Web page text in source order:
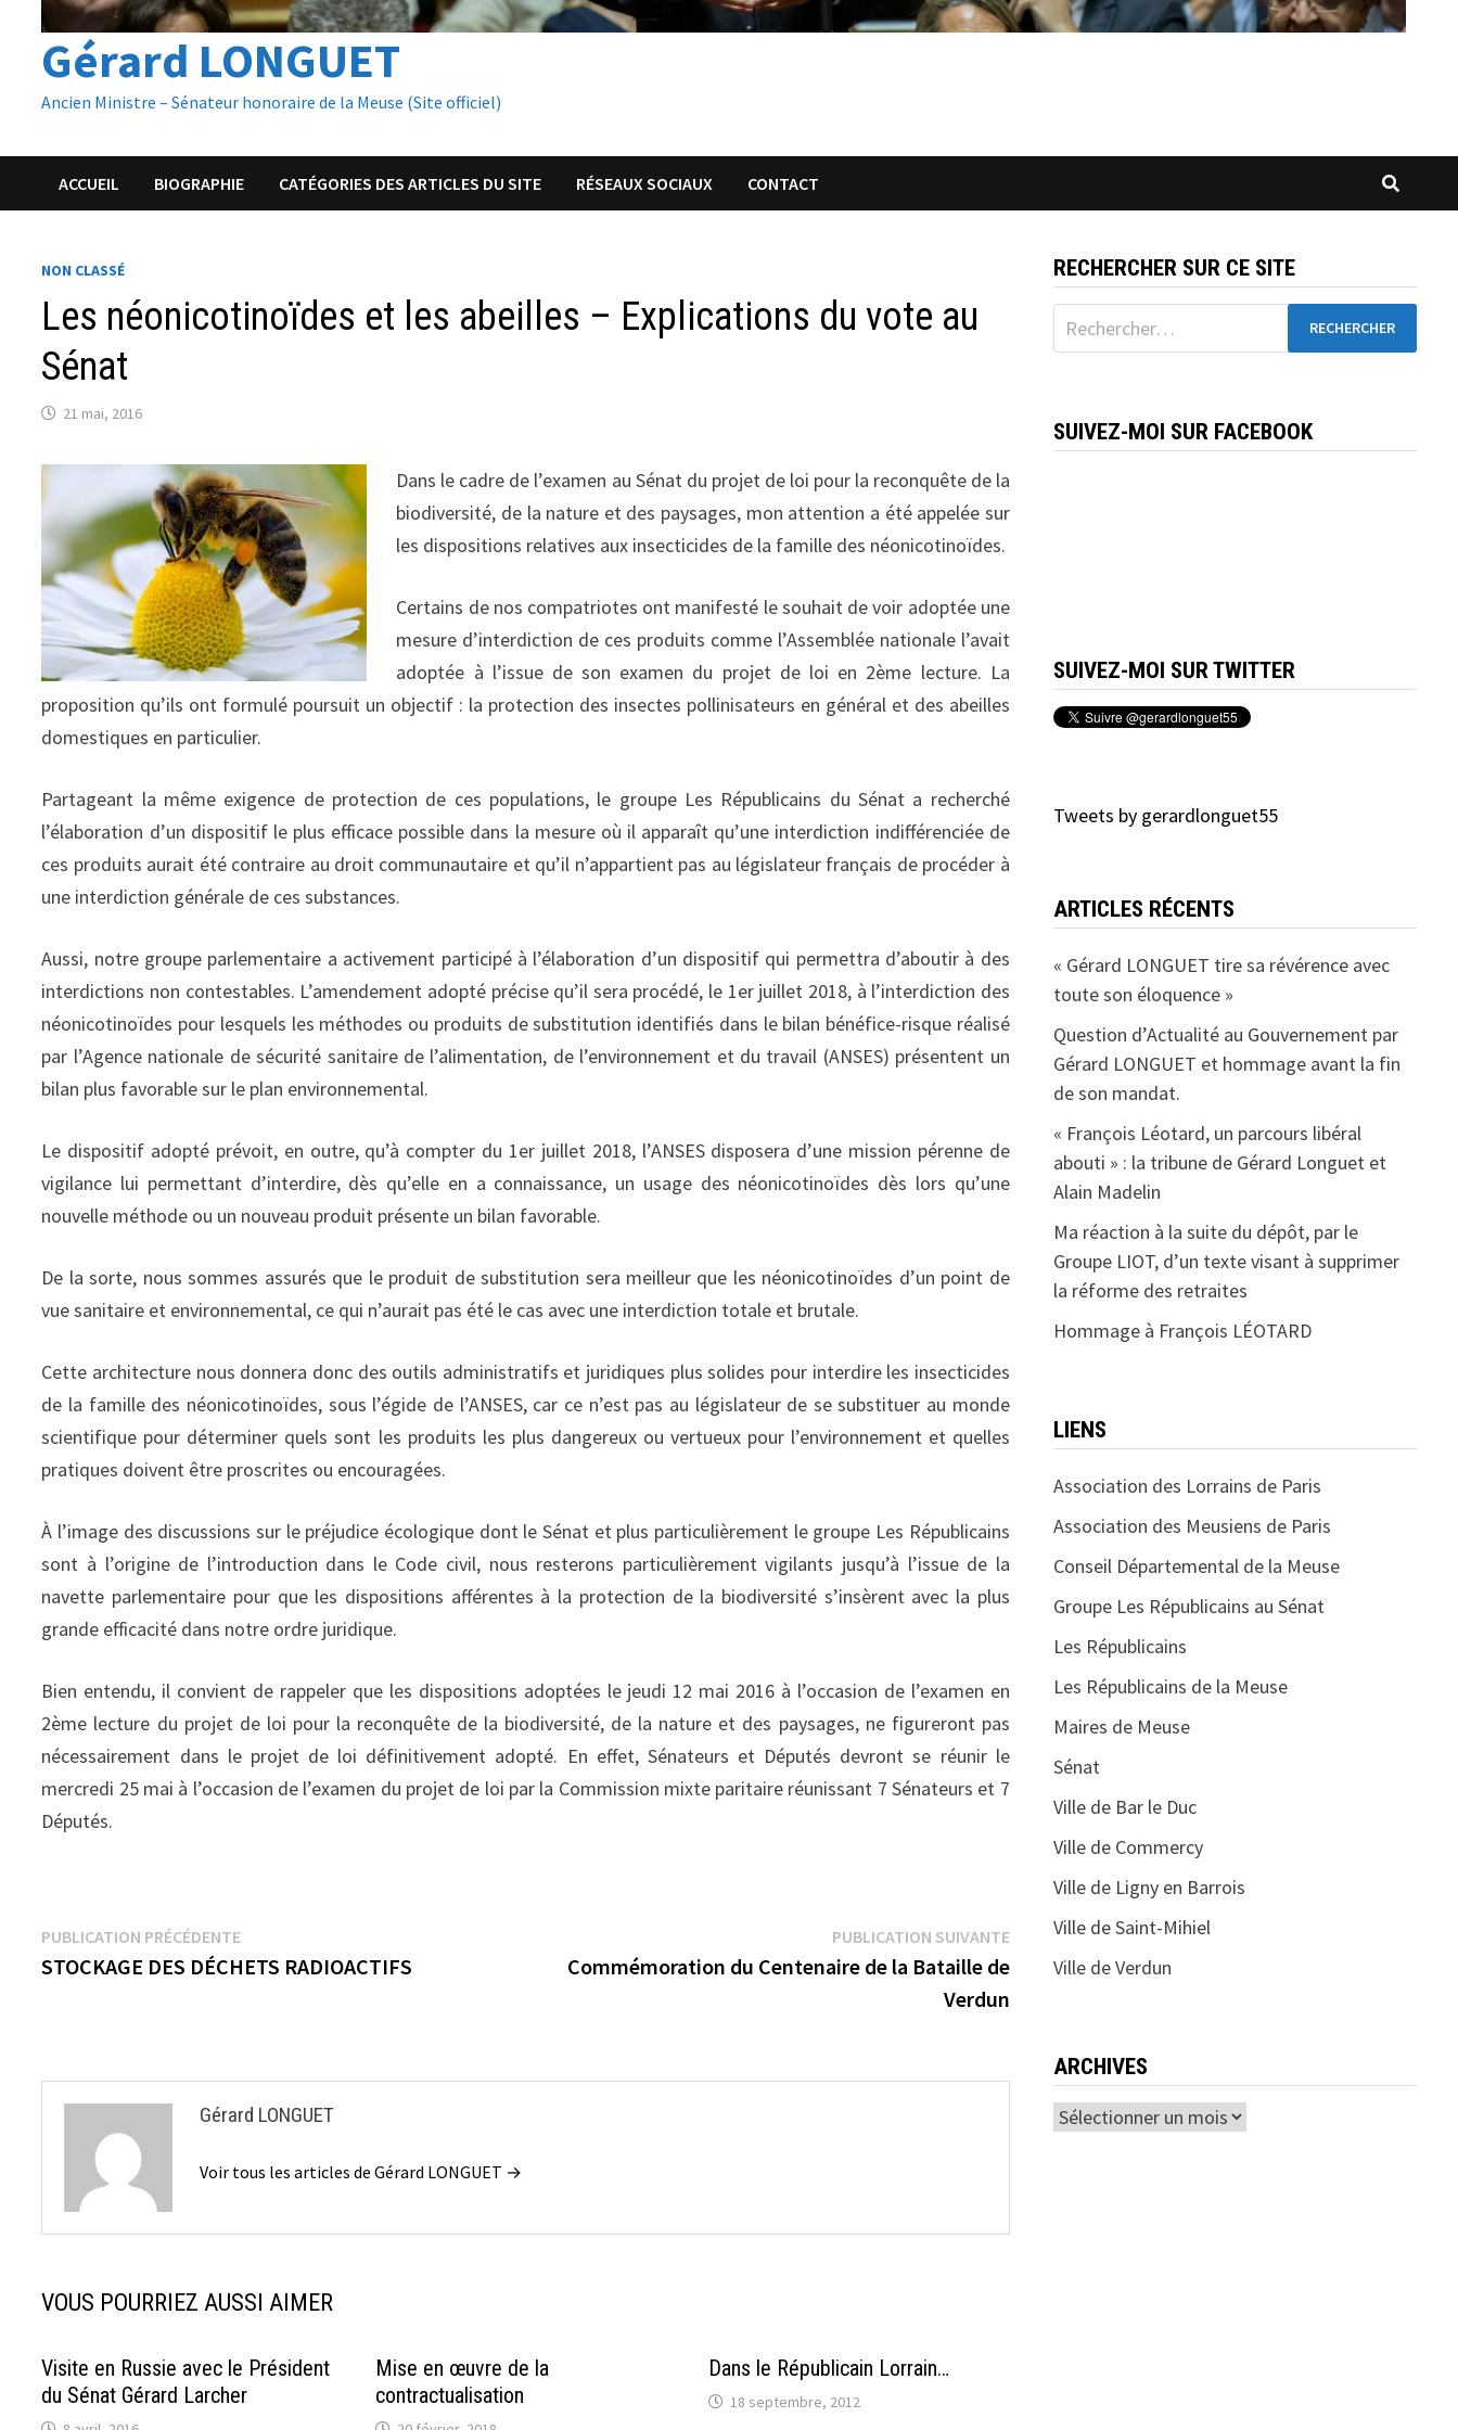
Gérard LONGUET
Ancien Ministre – Sénateur honoraire de la Meuse (Site officiel)
ACCUEIL BIOGRAPHIE CATÉGORIES DES ARTICLES DU SITE RÉSEAUX SOCIAUX CONTACT
NON CLASSÉ
Les néonicotinoïdes et les abeilles – Explications du vote au
Sénat
21 mai, 2016
Dans le cadre de l’examen au Sénat du projet de loi pour la reconquête de la
biodiversité, de la nature et des paysages, mon attention a été appelée sur
les dispositions relatives aux insecticides de la famille des néonicotinoïdes.
Certains de nos compatriotes ont manifesté le souhait de voir adoptée une
mesure d’interdiction de ces produits comme l’Assemblée nationale l’avait
adoptée à l’issue de son examen du projet de loi en 2ème lecture. La
proposition qu’ils ont formulé poursuit un objectif : la protection des insectes pollinisateurs en général et des abeilles
domestiques en particulier.
Partageant la même exigence de protection de ces populations, le groupe Les Républicains du Sénat a recherché
l’élaboration d’un dispositif le plus efficace possible dans la mesure où il apparaît qu’une interdiction indifférenciée de
ces produits aurait été contraire au droit communautaire et qu’il n’appartient pas au législateur français de procéder à
une interdiction générale de ces substances.
Aussi, notre groupe parlementaire a activement participé à l’élaboration d’un dispositif qui permettra d’aboutir à des
interdictions non contestables. L’amendement adopté précise qu’il sera procédé, le 1er juillet 2018, à l’interdiction des
néonicotinoïdes pour lesquels les méthodes ou produits de substitution identifiés dans le bilan bénéfice-risque réalisé
par l’Agence nationale de sécurité sanitaire de l’alimentation, de l’environnement et du travail (ANSES) présentent un
bilan plus favorable sur le plan environnemental.
Le dispositif adopté prévoit, en outre, qu’à compter du 1er juillet 2018, l’ANSES disposera d’une mission pérenne de
vigilance lui permettant d’interdire, dès qu’elle en a connaissance, un usage des néonicotinoïdes dès lors qu’une
nouvelle méthode ou un nouveau produit présente un bilan favorable.
De la sorte, nous sommes assurés que le produit de substitution sera meilleur que les néonicotinoïdes d’un point de
vue sanitaire et environnemental, ce qui n’aurait pas été le cas avec une interdiction totale et brutale.
Cette architecture nous donnera donc des outils administratifs et juridiques plus solides pour interdire les insecticides
de la famille des néonicotinoïdes, sous l’égide de l’ANSES, car ce n’est pas au législateur de se substituer au monde
scientifique pour déterminer quels sont les produits les plus dangereux ou vertueux pour l’environnement et quelles
pratiques doivent être proscrites ou encouragées.
À l’image des discussions sur le préjudice écologique dont le Sénat et plus particulièrement le groupe Les Républicains
sont à l’origine de l’introduction dans le Code civil, nous resterons particulièrement vigilants jusqu’à l’issue de la
navette parlementaire pour que les dispositions afférentes à la protection de la biodiversité s’insèrent avec la plus
grande efficacité dans notre ordre juridique.
Bien entendu, il convient de rappeler que les dispositions adoptées le jeudi 12 mai 2016 à l’occasion de l’examen en
2ème lecture du projet de loi pour la reconquête de la biodiversité, de la nature et des paysages, ne figureront pas
nécessairement dans le projet de loi définitivement adopté. En effet, Sénateurs et Députés devront se réunir le
mercredi 25 mai à l’occasion de l’examen du projet de loi par la Commission mixte paritaire réunissant 7 Sénateurs et 7
Députés.
Navigation
de
PUBLICATION PRÉCÉDENTEPublication
précédente :
STOCKAGE DES DÉCHETS RADIOACTIFS
PUBLICATION SUIVANTEPublication
suivante :
Commémoration du Centenaire de la Bataille de
Verdun
Gérard LONGUET
Voir tous les articles de Gérard LONGUET →
VOUS POURRIEZ AUSSI AIMER
Visite en Russie avec le Président
du Sénat Gérard Larcher
Mise en œuvre de la
contractualisation
Dans le Républicain Lorrain…
18 septembre, 2012
RECHERCHER SUR CE SITE
Rechercher :
SUIVEZ-MOI SUR FACEBOOK
SUIVEZ-MOI SUR TWITTER
Tweets by gerardlonguet55
ARTICLES RÉCENTS
« Gérard LONGUET tire sa révérence avec
toute son éloquence »
Question d’Actualité au Gouvernement par
Gérard LONGUET et hommage avant la fin
de son mandat.
« François Léotard, un parcours libéral
abouti » : la tribune de Gérard Longuet et
Alain Madelin
Ma réaction à la suite du dépôt, par le
Groupe LIOT, d’un texte visant à supprimer
la réforme des retraites
Hommage à François LÉOTARD
LIENS
Association des Lorrains de Paris
Association des Meusiens de Paris
Conseil Départemental de la Meuse
Groupe Les Républicains au Sénat
Les Républicains
Les Républicains de la Meuse
Maires de Meuse
Sénat
Ville de Bar le Duc
Ville de Commercy
Ville de Ligny en Barrois
Ville de Saint-Mihiel
Ville de Verdun
ARCHIVES
Archives